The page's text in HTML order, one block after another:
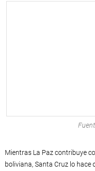
Mientras La Paz contribuye
boliviana, Santa Cruz lo hace